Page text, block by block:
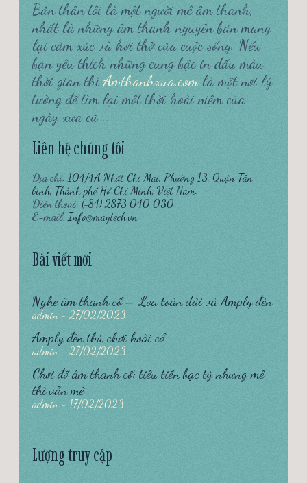
Bản thân tôi là một người mê âm thanh,
nhất là những âm thanh nguyên bản mang
lại cảm xúc và hơi thở của cuộc sống. Nếu
bạn yêu thích những cung bậc in dấu màu
thời gian thìAmthanhxua.comlà một nơi lý
tưởng để tìm lại một thời hoài niệm của
ngày xưa cũ….
Liên hệ chúng tôi
Địa chỉ: 104/4A Nhất Chi Mai, Phường 13, Quận Tân
bình, Thành phố Hồ Chí Minh, Việt Nam.
Điện thoại: (+84) 2873 040 030.
E-mail: Info@maytech.vn
Bài viết mới
Nghe âm thanh cổ – Loa toàn dải và Amply đèn
admin 27/02/2023
Amply đèn thú chơi hoài cổ
admin 27/02/2023
Chơi đồ âm thanh cổ: tiêu tiền bạc tỷ nhưng mê
thì vẫn mê
admin 17/02/2023
Lượng truy cập